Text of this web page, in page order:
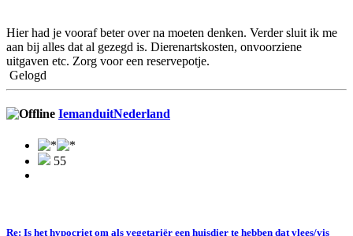
Hier had je vooraf beter over na moeten denken. Verder sluit ik me
aan bij alles dat al gezegd is. Dierenartskosten, onvoorziene
uitgaven etc. Zorg voor een reservepotje.
Gelogd
IemanduitNederland
55
Re: Is het hypocriet om als vegetariër een huisdier te hebben dat vlees/vis